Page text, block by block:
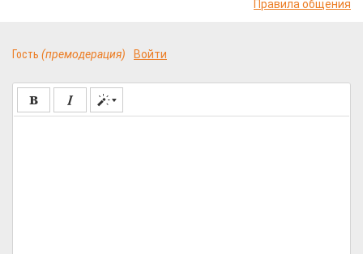
Правила общения
Гость (премодерация) Войти